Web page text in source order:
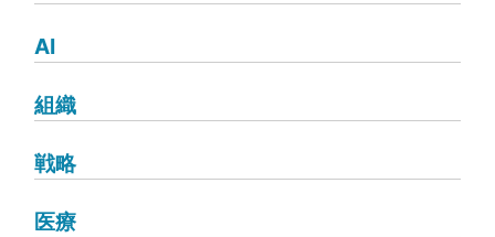
AI
組織
戦略
医療